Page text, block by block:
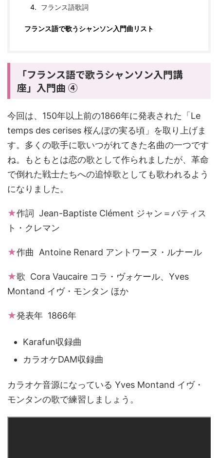
フランス語歌詞
フランス語で歌うシャンソン入門曲リスト
「フランス語で歌うシャンソン入門講
座」入門曲 ④
今回は、150年以上前の1866年に発表された「Le
temps des cerises 桜んぼの実る頃」を取り上げま
す。多くの歌手に歌いつがれてきた名曲の一つです
ね。もともとは恋の歌として作られましたが、革命
で倒れた戦士たちへの追悼歌としても歌われるよう
になりました。
★作詞 Jean-Baptiste Clément ジャン＝バティス
ト・クレマン
★作曲 Antoine Renard アントワーヌ・ルナール
★歌 Cora Vaucaire コラ・ヴォケール、Yves
Montand イヴ・モンタン ほか
★発表年 1866年
Karafun収録曲
カラオケDAM収録曲
カラオケ音源になっている Yves Montand イヴ・
モンタンの歌で練習しましょう。